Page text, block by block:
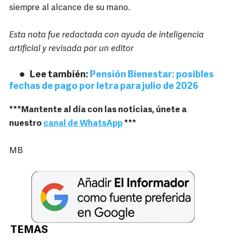
siempre al alcance de su mano.
Esta nota fue redactada con ayuda de inteligencia
artificial y revisada por un editor
Lee también: Pensión Bienestar: posibles
fechas de pago por letra para julio de 2026
***Mantente al día con las noticias, únete a
nuestro canal de WhatsApp***
MB
TEMAS